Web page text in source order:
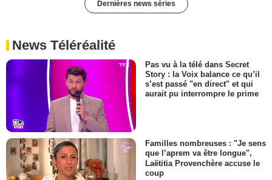
Dernières news séries
News Téléréalité
Pas vu à la télé dans Secret
Story : la Voix balance ce qu’il
s’est passé "en direct" et qui
aurait pu interrompre le prime
Familles nombreuses : "Je sens
que l’aprem va être longue",
Laëtitia Provenchère accuse le
coup